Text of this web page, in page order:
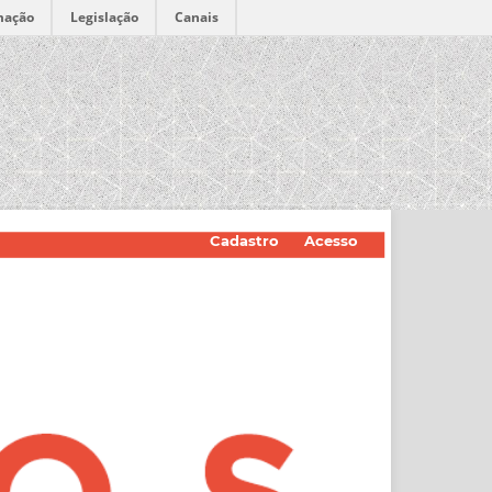
Legislação Canais
Cadastro Acesso